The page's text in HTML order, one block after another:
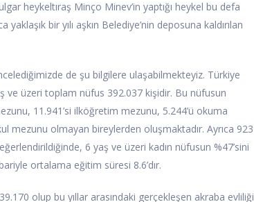
heykeltıraş Minço Minev’in yaptığı heykel bu defa
bir yılı aşkın Belediye’nin deposuna kaldırılan
de şu bilgilere ulaşabilmekteyiz. Türkiye
ve üzeri toplam nüfus 392.037 kişidir. Bu nüfusun
11.941’si ilköğretim mezunu, 5.244’ü okuma
mezunu olmayan bireylerden oluşmaktadır. Ayrıca 923
6 yaş ve üzeri kadın nüfusun %47’sini
ortalama eğitim süresi 8.6’dır.
olup bu yıllar arasındaki gerçekleşen akraba evliliği